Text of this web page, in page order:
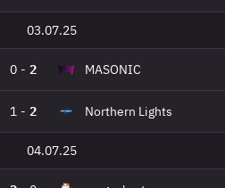
03.07.25
0 - 2 MASONIC
1 - 2 Northern Lights
04.07.25